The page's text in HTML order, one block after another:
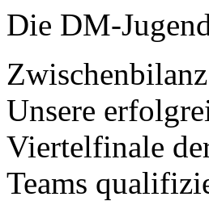
Die DM-
Unsere
Viertelfinale
Teams